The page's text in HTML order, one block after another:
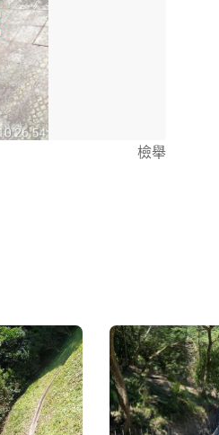
檢舉